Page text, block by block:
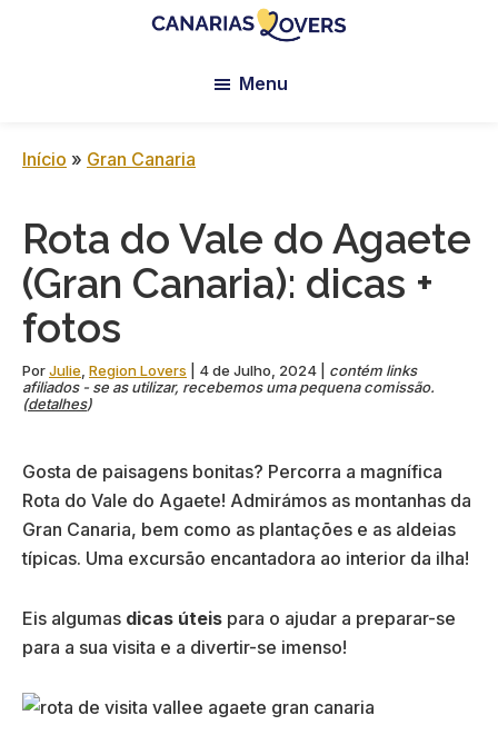
Lovers:
Gran
Canaria
e
Menu
Início » Gran Canaria
Rota do Vale do Agaete
(Gran Canaria): dicas +
fotos
PorJulie Region Lovers 4 de Julho, 2024
contém links
afiliados - se as utilizar, recebemos uma pequena comissão.
(detalhes)
Gosta de paisagens bonitas? Percorra a magnífica
Rota do Vale do Agaete! Admirámos as montanhas da
Gran Canaria, bem como as plantações e as aldeias
típicas. Uma excursão encantadora ao interior da ilha!
Eis algumas dicas úteis para o ajudar a preparar-se
para a sua visita e a divertir-se imenso!